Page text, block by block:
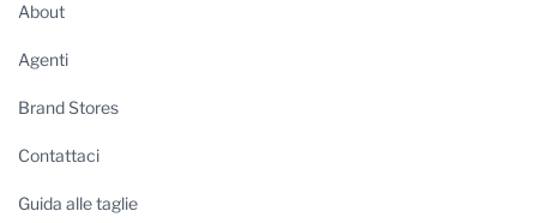
About
Agenti
Brand Stores
Contattaci
Guida alle taglie